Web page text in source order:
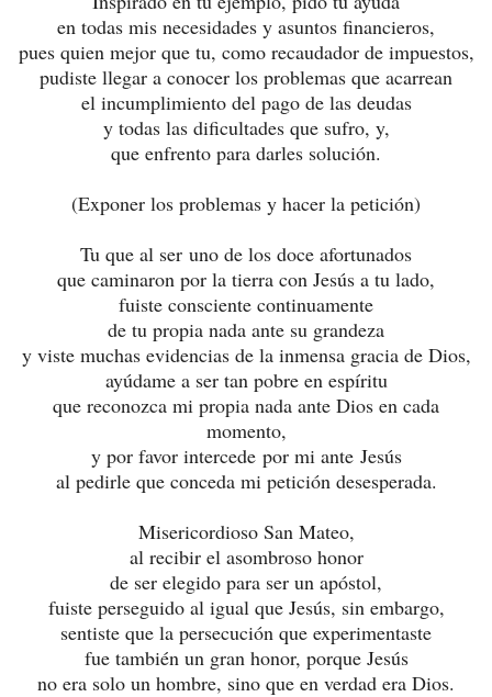
en todas mis necesidades y asuntos financieros,
pues quien mejor que tu, como recaudador de impuestos,
pudiste llegar a conocer los problemas que acarrean
el incumplimiento del pago de las deudas
y todas las dificultades que sufro, y,
que enfrento para darles solución.
(Exponer los problemas y hacer la petición)
Tu que al ser uno de los doce afortunados
que caminaron por la tierra con Jesús a tu lado,
fuiste consciente continuamente
de tu propia nada ante su grandeza
y viste muchas evidencias de la inmensa gracia de Dios,
ayúdame a ser tan pobre en espíritu
que reconozca mi propia nada ante Dios en cada
momento,
y por favor intercede por mi ante Jesús
al pedirle que conceda mi petición desesperada.
Misericordioso San Mateo,
al recibir el asombroso honor
de ser elegido para ser un apóstol,
fuiste perseguido al igual que Jesús, sin embargo,
sentiste que la persecución que experimentaste
fue también un gran honor, porque Jesús
no era solo un hombre, sino que en verdad era Dios.